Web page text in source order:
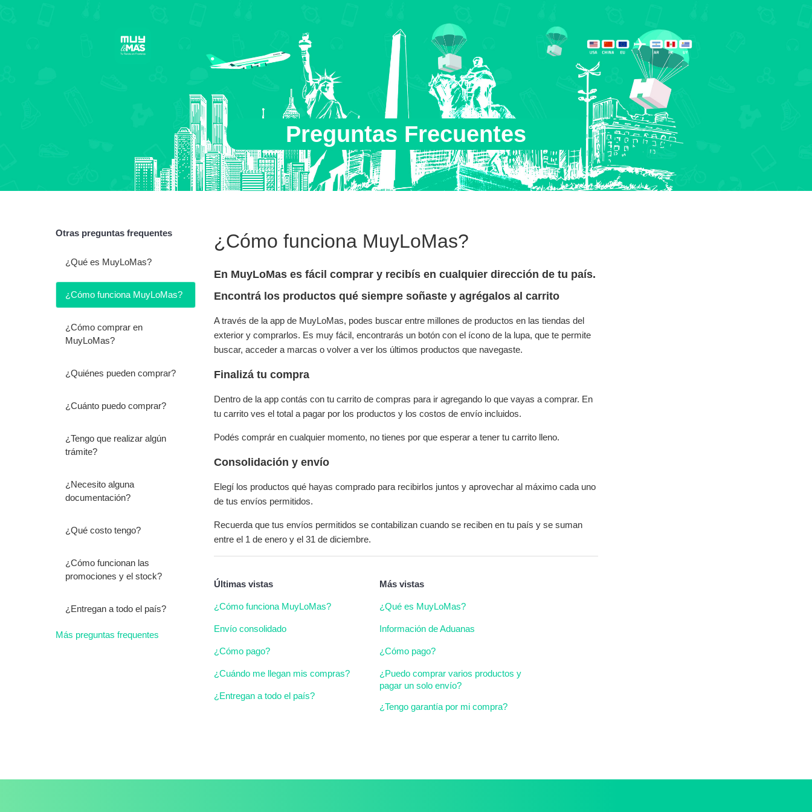
Preguntas Frecuentes
Otras preguntas frequentes
¿Qué es MuyLoMas?
¿Cómo funciona MuyLoMas?
¿Cómo comprar en
MuyLoMas?
¿Quiénes pueden comprar?
¿Cuánto puedo comprar?
¿Tengo que realizar algún
trámite?
¿Necesito alguna
documentación?
¿Qué costo tengo?
¿Cómo funcionan las
promociones y el stock?
¿Entregan a todo el país?
Más preguntas frequentes
¿Cómo funciona MuyLoMas?
En MuyLoMas es fácil comprar y recibís en cualquier dirección de tu país.
Encontrá los productos qué siempre soñaste y agrégalos al carrito
A través de la app de MuyLoMas, podes buscar entre millones de productos en las tiendas del
exterior y comprarlos. Es muy fácil, encontrarás un botón con el ícono de la lupa, que te permite
buscar, acceder a marcas o volver a ver los últimos productos que navegaste.
Finalizá tu compra
Dentro de la app contás con tu carrito de compras para ir agregando lo que vayas a comprar. En
tu carrito ves el total a pagar por los productos y los costos de envío incluidos.
Podés comprár en cualquier momento, no tienes por que esperar a tener tu carrito lleno.
Consolidación y envío
Elegí los productos qué hayas comprado para recibirlos juntos y aprovechar al máximo cada uno
de tus envíos permitidos.
Recuerda que tus envíos permitidos se contabilizan cuando se reciben en tu país y se suman
entre el 1 de enero y el 31 de diciembre.
Últimas vistas
¿Cómo funciona MuyLoMas?
Envío consolidado
¿Cómo pago?
¿Cuándo me llegan mis compras?
¿Entregan a todo el país?
Más vistas
¿Qué es MuyLoMas?
Información de Aduanas
¿Cómo pago?
¿Puedo comprar varios productos y
pagar un solo envío?
¿Tengo garantía por mi compra?